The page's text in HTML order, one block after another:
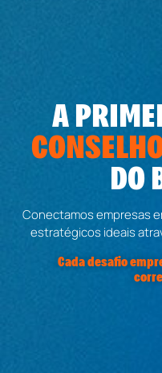
A
DO
Conectamos empresas
estratégicos ideais
Cada desafio